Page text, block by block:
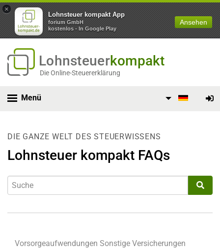
×
Lohnsteuer kompakt App
forium GmbH
kostenlos - In Google Play
Ansehen
Lohnsteuerkompakt
Die Online-Steuererklärung
Menü
DIE GANZE WELT DES STEUERWISSENS
Lohnsteuer kompakt FAQs
Vorsorgeaufwendungen Sonstige Versicherungen